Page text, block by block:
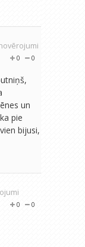
0
0
un
pie
bijusi,
0
0